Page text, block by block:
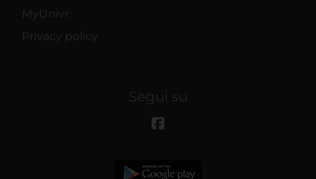
MyUnivr
Privacy policy
Segui su